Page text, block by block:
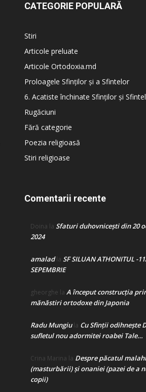
CATEGORIE POPULARĂ
Stiri
Articole preluate
Articole Ortodoxia.md
Proloagele Sfinților și a Sfintelor
6. Acatiste închinate Sfinților și
Rugăciuni
Fără categorie
Poezia religioasă
Stiri religioase
Comentarii recente
Doina la Sfaturi duhovnicești din 20
2024
amaladla SF SILUAN ATHONITUL -
SEPEMBRIE
gheorghe la A început construcţia
mănăstiri ortodoxe din Japonia
Radu Mungiula Cu Sfinții odihnește
sufletul nou adormitei roabei Tale…
Crina Marina la Despre păcatul
(masturbării) şi onaniei (pazei de a
copii)